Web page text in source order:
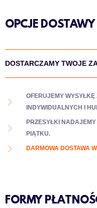
OPCJE DOSTAWY
DOSTARCZAMY TWOJE
OFERUJEMY
INDYWIDUALNYCH I
PRZESYŁKI
PIĄTKU.
DARMOWA DOSTAWA
FORMY